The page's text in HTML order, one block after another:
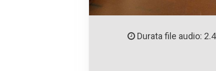
Durata file audio: